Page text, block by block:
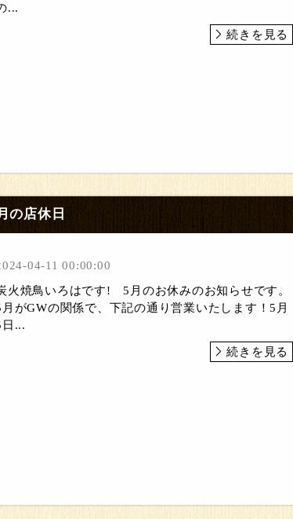
...
続きを見る
の店休日
04-11 00:00:00
火焼鳥いろはです! 5月のお休みのお知らせです。
月がGWの関係で、下記の通り営業いたします！5月
日...
続きを見る